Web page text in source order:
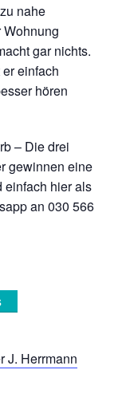
nahe
Wohnung
gar nichts.
einfach
hören
– Die drei
gewinnen eine
einfach hier als
an 030 566
J. Herrmann